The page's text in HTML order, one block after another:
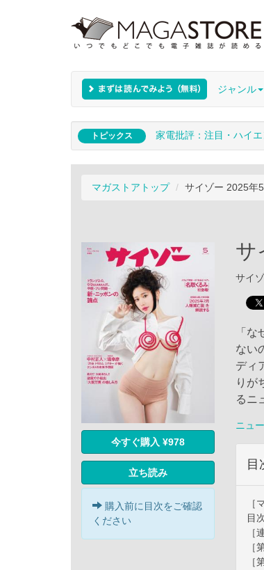
ジャンル
トピックス 家電批評：注目・ハイ
マガストアトップ サイゾー 2025年
今すぐ購入 ¥978
立ち読み
購入前に目次をご確認
ください
サ
サイ
「
ない
ディ
りが
るニ
ニュ
目
［
目
［
［
［